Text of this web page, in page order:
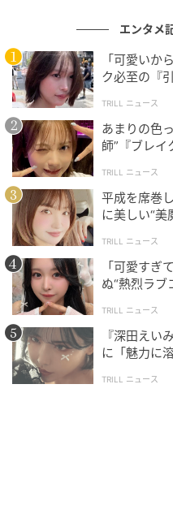
さらに注目したいのが、
い水色のネイル。細部ま
リンクに、桃月さんの高
ます。ファンからも「な
っ美しい…」「もはや宇
ってる！」「極上だ」と
す。
「ウインクでファン
な“推しポケモン”と
エンタメ
「可愛いか
ク必至の『
TRILL ニュース
あまりの色
師”『ブレ
TRILL ニュース
平成を席巻
に美しい“美
TRILL ニュース
「可愛すぎ
ぬ“熱烈ラブ
TRILL ニュース
『深田えい
に「魅力に
TRILL ニュース